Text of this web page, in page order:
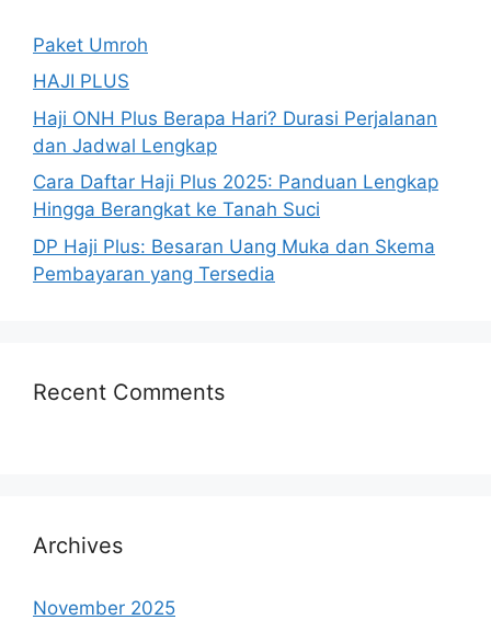
Paket Umroh
HAJI PLUS
Haji ONH Plus Berapa Hari? Durasi Perjalanan
dan Jadwal Lengkap
Cara Daftar Haji Plus 2025: Panduan Lengkap
Hingga Berangkat ke Tanah Suci
DP Haji Plus: Besaran Uang Muka dan Skema
Pembayaran yang Tersedia
Recent Comments
Archives
November 2025